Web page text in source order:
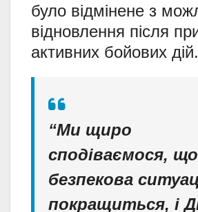
було відмінене з
відновлення після
активних бойових дій.
“Ми щиро
сподіваємося, що
безпекова
покращиться, і